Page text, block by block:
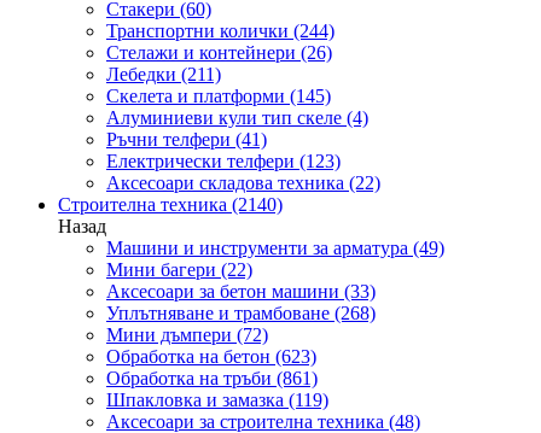
Стакери (60)
Транспортни колички (244)
Стелажи и контейнери (26)
Лебедки (211)
Скелета и платформи (145)
Алуминиеви кули тип скеле (4)
Ръчни телфери (41)
Електрически телфери (123)
Аксесоари складова техника (22)
Строителна техника (2140)
Назад
Машини и инструменти за арматура (49)
Мини багери (22)
Аксесоари за бетон машини (33)
Уплътняване и трамбоване (268)
Мини дъмпери (72)
Обработка на бетон (623)
Обработка на тръби (861)
Шпакловка и замазка (119)
Аксесоари за строителна техника (48)